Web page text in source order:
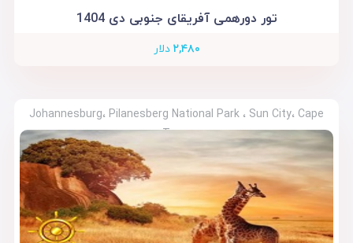
تور دورهمی آفریقای جنوبی دی 1404
۲,۴۸۰ دلار
Johannesburg، Pilanesberg National Park ، Sun City، Cape
Town